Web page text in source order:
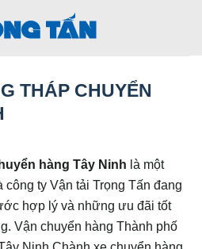
THÁP CHUYỂN
hàng Tây Ninh là một
ty Vận tải Trọng Tấn đang
hợp lý và những ưu đãi tốt
Vận chuyển hàng Thành phố